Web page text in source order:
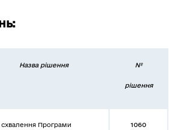
Назва рішення №
рішення
Програми
1060